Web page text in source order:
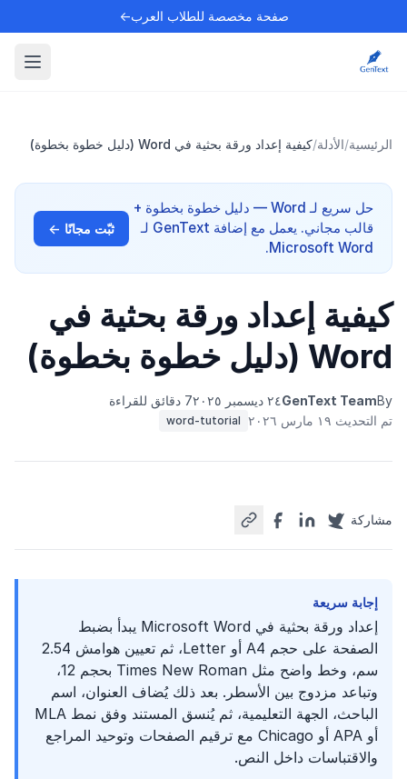
صفحة مخصصة للطلاب العرب←
الرئيسية/الأدلة/كيفية إعداد ورقة بحثية في Word (دليل خطوة بخطوة)
حل سريع لـ Word — دليل خطوة بخطوة +
قالب مجاني. يعمل مع إضافة GenText لـ
Microsoft Word.
ثبّت مجانًا ←
كيفية إعداد ورقة بحثية في
Word (دليل خطوة بخطوة)
By
GenText Team٢٤ ديسمبر ٢٠٢٥
7 دقائق للقراءة
تم التحديث ١٩ مارس ٢٠٢٦
word-tutorial
مشاركة
إجابة سريعة
إعداد ورقة بحثية في Microsoft Word يبدأ بضبط
الصفحة على حجم A4 أو Letter، ثم تعيين هوامش 2.54
سم، وخط واضح مثل Times New Roman بحجم 12،
وتباعد مزدوج بين الأسطر. بعد ذلك يُضاف العنوان، اسم
الباحث، الجهة التعليمية، ثم يُنسق المستند وفق نمط MLA
أو APA أو Chicago مع ترقيم الصفحات وتوحيد المراجع
والاقتباسات داخل النص.